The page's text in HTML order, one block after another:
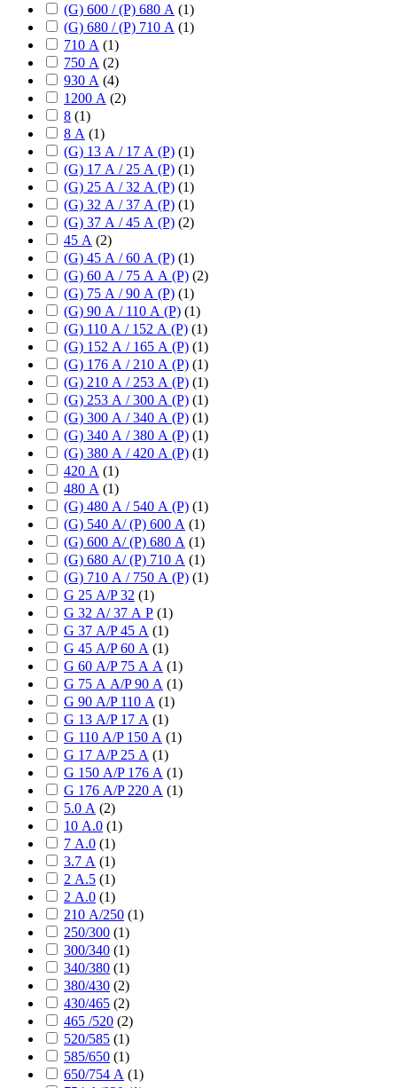
(G) 600 / (P) 680 А (1)
(G) 680 / (P) 710 А (1)
710 А (1)
750 А (2)
930 А (4)
1200 А (2)
8 (1)
8 А (1)
(G) 13 А / 17 А (P) (1)
(G) 17 А / 25 А (P) (1)
(G) 25 А / 32 А (P) (1)
(G) 32 А / 37 А (P) (1)
(G) 37 А / 45 А (P) (2)
45 А (2)
(G) 45 А / 60 А (P) (1)
(G) 60 А / 75 А А (P) (2)
(G) 75 А / 90 А (P) (1)
(G) 90 А / 110 А (P) (1)
(G) 110 А / 152 А (P) (1)
(G) 152 А / 165 А (P) (1)
(G) 176 А / 210 А (P) (1)
(G) 210 А / 253 А (P) (1)
(G) 253 А / 300 А (P) (1)
(G) 300 А / 340 А (P) (1)
(G) 340 А / 380 А (P) (1)
(G) 380 А / 420 А (P) (1)
420 А (1)
480 А (1)
(G) 480 А / 540 А (P) (1)
(G) 540 А/ (P) 600 А (1)
(G) 600 А/ (P) 680 А (1)
(G) 680 А/ (P) 710 А (1)
(G) 710 А / 750 А (P) (1)
G 25 А/P 32 (1)
G 32 А/ 37 А P (1)
G 37 А/P 45 А (1)
G 45 А/P 60 А (1)
G 60 А/P 75 А А (1)
G 75 А А/P 90 А (1)
G 90 А/P 110 А (1)
G 13 А/P 17 А (1)
G 110 А/P 150 А (1)
G 17 А/P 25 А (1)
G 150 А/P 176 А (1)
G 176 А/P 220 А (1)
5.0 А (2)
10 А.0 (1)
7 А.0 (1)
3.7 А (1)
2 А.5 (1)
2 А.0 (1)
210 А/250 (1)
250/300 (1)
300/340 (1)
340/380 (1)
380/430 (2)
430/465 (2)
465 /520 (2)
520/585 (1)
585/650 (1)
650/754 А (1)